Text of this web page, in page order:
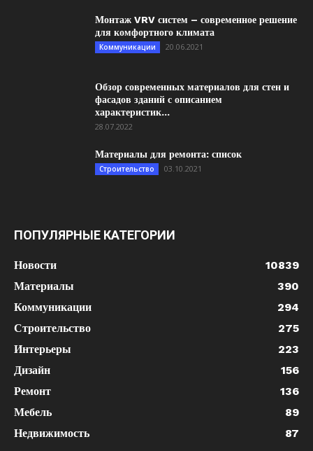
Монтаж VRV систем – современное решение
для комфортного климата
Коммуникации 20.06.2021
Обзор современных материалов для стен и
фасадов зданий с описанием
характеристик...
28.07.2022
Материалы для ремонта: список
Строительство 03.10.2021
ПОПУЛЯРНЫЕ КАТЕГОРИИ
Новости
10839
Материалы
390
Коммуникации
294
Строительство
275
Интерьеры
223
Дизайн
156
Ремонт
136
Мебель
89
Недвижимость
87